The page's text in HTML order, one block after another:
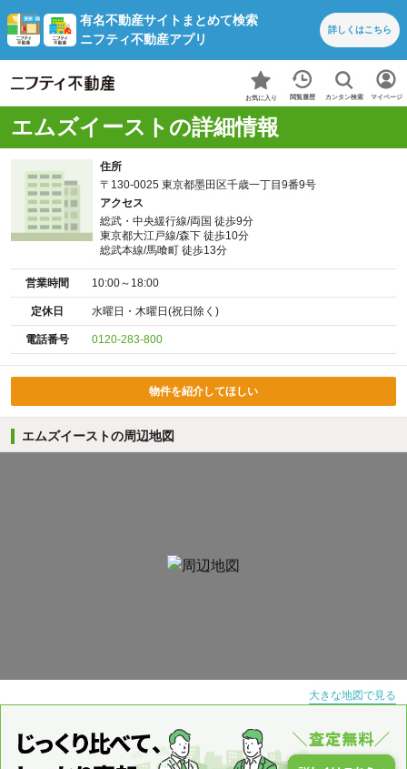
有名不動産サイトまとめて検索
ニフティ不動産アプリ
詳しくはこちら
お気に入り 閲覧履歴 カンタン検索 マイページ
エムズイーストの詳細情報
住所
〒130-0025 東京都墨田区千歳一丁目9番9号
アクセス
総武・中央緩行線/両国 徒歩9分
東京都大江戸線/森下 徒歩10分
総武本線/馬喰町 徒歩13分
営業時間 10:00～18:00
定休日 水曜日・木曜日(祝日除く)
電話番号 0120-283-800
物件を紹介してほしい
エムズイーストの周辺地図
大きな地図で見る